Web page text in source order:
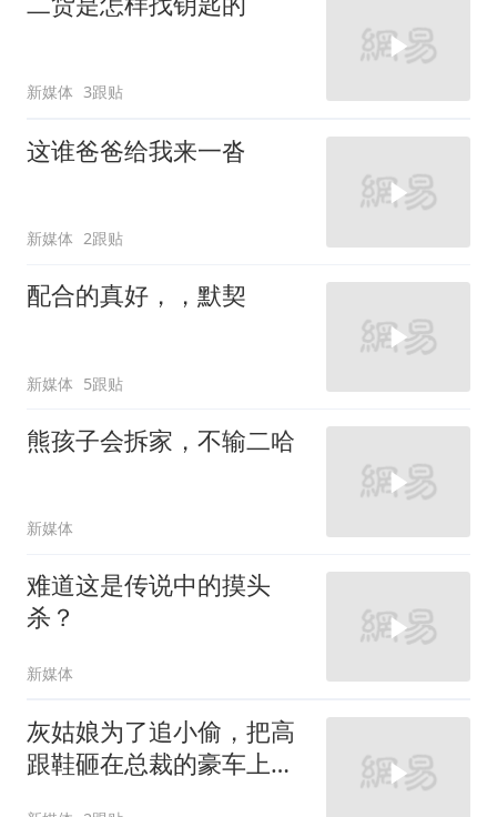
新媒体 3跟贴
这谁爸爸给我来一沓
新媒体 2跟贴
配合的真好，，默契
新媒体 5跟贴
熊孩子会拆家，不输二哈
新媒体
难道这是传说中的摸头
杀？
新媒体
灰姑娘为了追小偷，把高
跟鞋砸在总裁的豪车上，